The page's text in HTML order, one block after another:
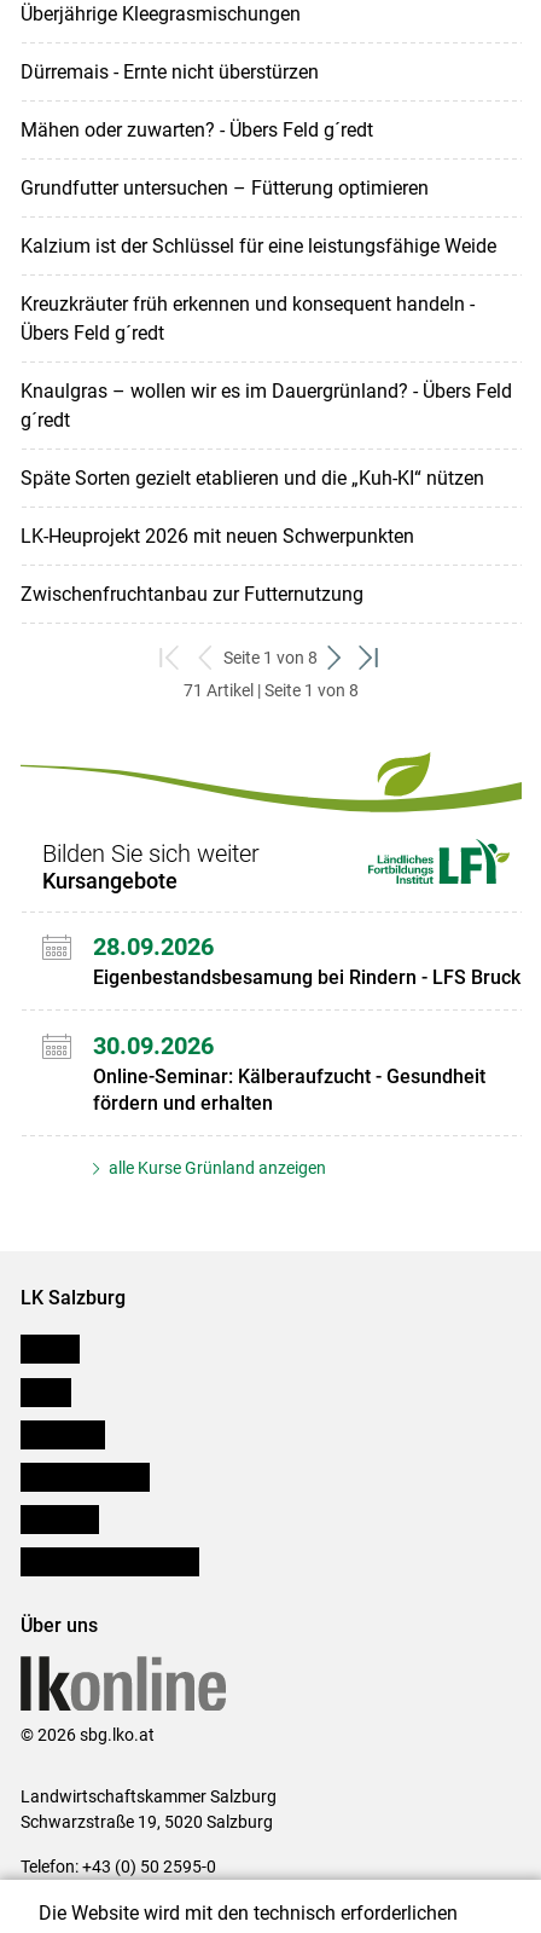
Überjährige Kleegrasmischungen
Dürremais - Ernte nicht überstürzen
Mähen oder zuwarten? - Übers Feld g´redt
Grundfutter untersuchen – Fütterung optimieren
Kalzium ist der Schlüssel für eine leistungsfähige Weide
Kreuzkräuter früh erkennen und konsequent handeln -
Übers Feld g´redt
Knaulgras – wollen wir es im Dauergrünland? - Übers Feld
g´redt
Späte Sorten gezielt etablieren und die „Kuh-KI“ nützen
LK-Heuprojekt 2026 mit neuen Schwerpunkten
Zwischenfruchtanbau zur Futternutzung
zum
ersten
zurück
zum
Seite 1 von 8
weiter
zum
zum
71 Artikel | Seite 1 von 8
Bilden Sie sich weiter
Kursangebote
28.09.2026
Eigenbestandsbesamung bei Rindern - LFS Bruck
30.09.2026
Online-Seminar: Kälberaufzucht - Gesundheit
fördern und erhalten
alle Kurse Grünland anzeigen
LK Salzburg
Über uns
© 2026 sbg.lko.at
Landwirtschaftskammer Salzburg
Schwarzstraße 19, 5020 Salzburg
Telefon: +43 (0) 50 2595-0
Die Website wird mit den technisch erforderlichen